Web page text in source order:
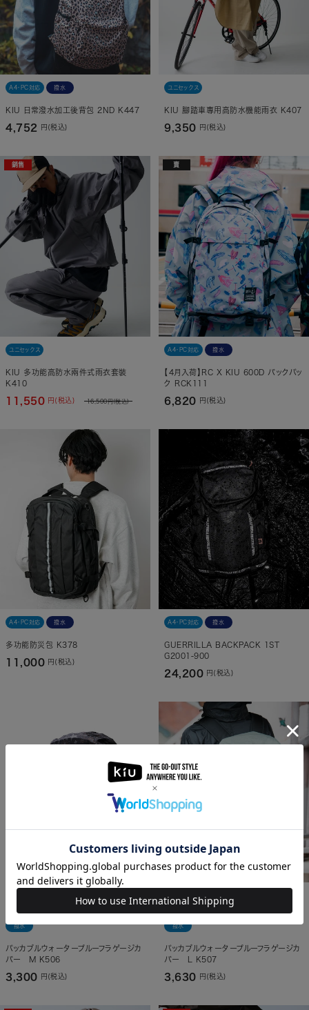
A4・PC対応 撥水
KIU 日常潑水加工後背包 2ND K447
4,752 円(税込)
ユニセックス
KIU 腳踏車專用高防水機能雨衣 K407
9,350 円(税込)
銷售
ユニセックス
KIU 多功能高防水兩件式雨衣套裝
K410
11,550 円(税込) 16,500円(税込)
賣
A4・PC対応 撥水
【4月入荷】RC X KIU 600D バックパッ
ク RCK111
6,820 円(税込)
A4・PC対応 撥水
多功能防災包 K378
11,000 円(税込)
A4・PC対応 撥水
GUERRILLA BACKPACK 1ST
G2001-900
24,200 円(税込)
撥水
パッカブルウォータープルーフラゲージカ
バー M K506
3,300 円(税込)
撥水
パッカブルウォータープルーフラゲージカ
バー L K507
3,630 円(税込)